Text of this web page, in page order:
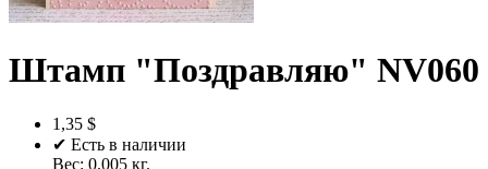
Штамп "Поздравляю" NV060
1,35 $
✔ Есть в наличии
Вес: 0.005 кг.